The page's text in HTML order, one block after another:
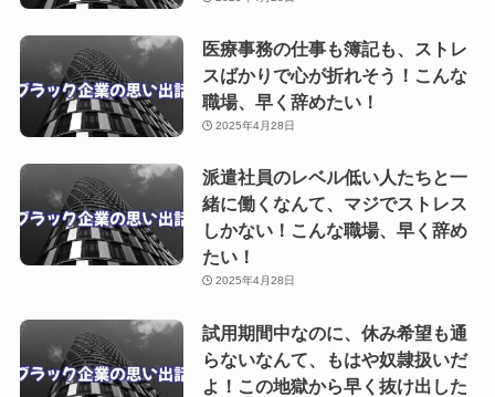
医療事務の仕事も簿記も、ストレ
スばかりで心が折れそう！こんな
職場、早く辞めたい！
2025年4月28日
派遣社員のレベル低い人たちと一
緒に働くなんて、マジでストレス
しかない！こんな職場、早く辞め
たい！
2025年4月28日
試用期間中なのに、休み希望も通
らないなんて、もはや奴隷扱いだ
よ！この地獄から早く抜け出した